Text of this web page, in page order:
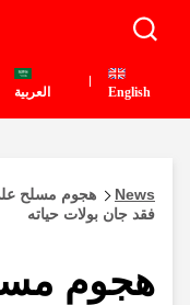
English العربية
News
هجوم مسلح على
فقد جان بولات حياته
هجوم